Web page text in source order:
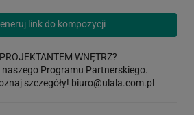
link do kompozycji
WNĘTRZ?
Programu Partnerskiego.
szczegóły! biuro@ulala.com.pl